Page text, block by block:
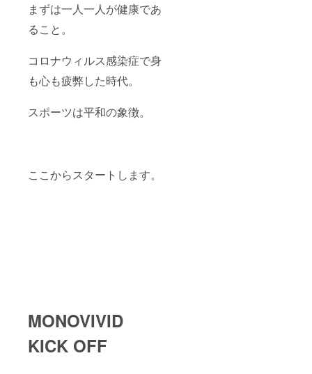
まずは一人一人が健康であ
ること。
コロナウィルス感染症で身
も心も疲弊した時代。
スポーツは平和の象徴。
ここからスタートします。
MONOVIVID
KICK OFF